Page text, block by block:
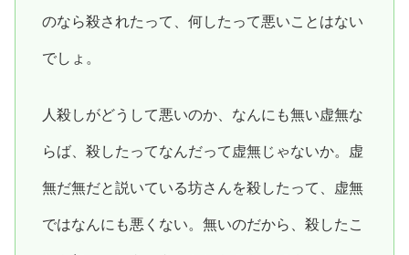
のなら殺されたって、何したって悪いことはない
でしょ。
人殺しがどうして悪いのか、なんにも無い虚無な
らば、殺したってなんだって虚無じゃないか。虚
無だ無だと説いている坊さんを殺したって、虚無
ではなんにも悪くない。無いのだから、殺したこ